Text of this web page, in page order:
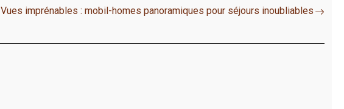
Vues imprénables : mobil-homes panoramiques pour séjours inoubliables